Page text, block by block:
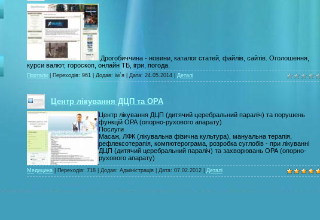
Дрогобиччина - новини, каталог статей, файлів, сайтів. Оголошення,
курси валют, гороскоп, онлайн ТБ, ігри, погода.
Портали | Переходів: 961 | Додав: ім`я | Дата: 24.05.2014 Деталі
Центр лікування ДЦП та ОРА
Центр лікування ДЦП (дитячий церебральний параліч) та порушень
функцій ОРА (опорно-рухового апарату)
Послуги
Масаж, ЛФК (лікувальна фізична культура), мануальна терапія,
рефлексотерапія, компютерограма, розробка суглобів - при лікуванні
ДЦП (дитячий церебральний параліч) та захворювань ОРА (опорно-
рухового апарату)
Медицина | Переходів: 718 | Додав: Адміністрація | Дата: 07.02.2012 Деталі